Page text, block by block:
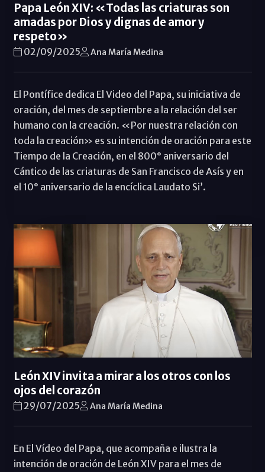
Papa León XIV: «Todas las criaturas son
amadas por Dios y dignas de amor y
respeto»
02/09/2025 Ana María Medina
El Pontífice dedica El Video del Papa, su iniciativa de
oración, del mes de septiembre a la relación del ser
humano con la creación. «Por nuestra relación con
toda la creación» es su intención de oración para este
Tiempo de la Creación, en el 800° aniversario del
Cántico de las criaturas de San Francisco de Asís y en
el 10° aniversario de la encíclica Laudato Si’.
León XIV invita a mirar a los otros con los
ojos del corazón
29/07/2025 Ana María Medina
En El Vídeo del Papa, que acompaña e ilustra la
intención de oración de León XIV para el mes de